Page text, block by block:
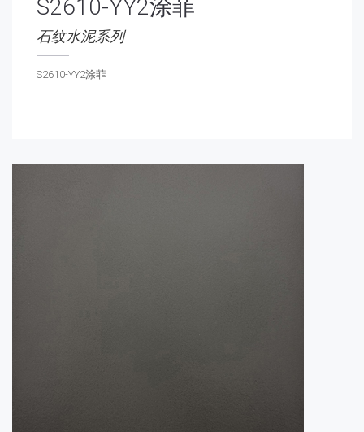
S2610-YY2涂菲
石纹水泥系列
S2610-YY2涂菲